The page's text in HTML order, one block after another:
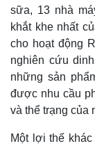
sữa, 13 nhà
khắt khe nhất
cho hoạt động
nghiên cứu
những sản
được nhu cầu
và thể trạng của
Một lợi thế